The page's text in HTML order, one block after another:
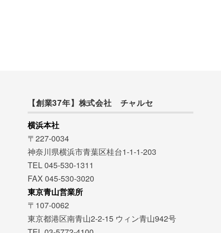
【創業37年】株式会社 チャルセ
横浜本社
〒227-0034
神奈川県横浜市青葉区桂台1-1-1-203
TEL 045-530-1311
FAX 045-530-3020
東京青山営業所
〒107-0062
東京都港区南青山2-2-15 ウィン青山942号